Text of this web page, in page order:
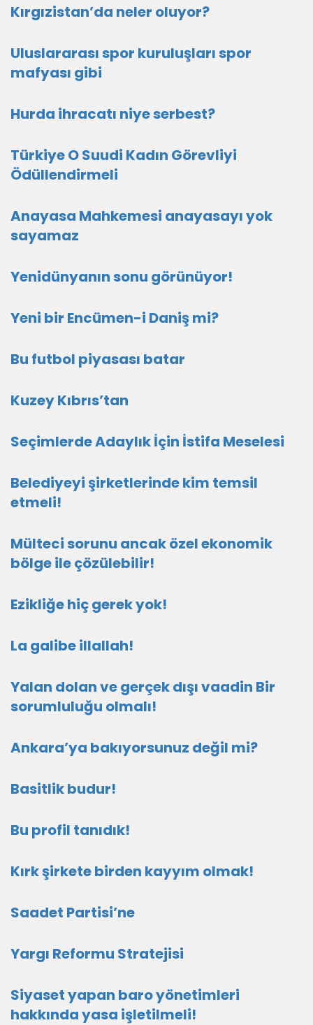
Kırgızistan’da neler oluyor?
Uluslararası spor kuruluşları spor
mafyası gibi
Hurda ihracatı niye serbest?
Türkiye O Suudi Kadın Görevliyi
Ödüllendirmeli
Anayasa Mahkemesi anayasayı yok
sayamaz
Yenidünyanın sonu görünüyor!
Yeni bir Encümen-i Daniş mi?
Bu futbol piyasası batar
Kuzey Kıbrıs’tan
Seçimlerde Adaylık İçin İstifa Meselesi
Belediyeyi şirketlerinde kim temsil
etmeli!
Mülteci sorunu ancak özel ekonomik
bölge ile çözülebilir!
Ezikliğe hiç gerek yok!
La galibe illallah!
Yalan dolan ve gerçek dışı vaadin Bir
sorumluluğu olmalı!
Ankara’ya bakıyorsunuz değil mi?
Basitlik budur!
Bu profil tanıdık!
Kırk şirkete birden kayyım olmak!
Saadet Partisi’ne
Yargı Reformu Stratejisi
Siyaset yapan baro yönetimleri
hakkında yasa işletilmeli!